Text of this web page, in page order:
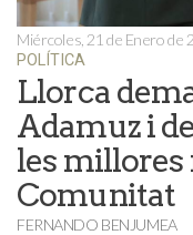
Miércoles, 21 de Enero de
POLÍTICA
Llorca
Adamuz i
les millores
Comunitat
FERNANDO BENJUMEA